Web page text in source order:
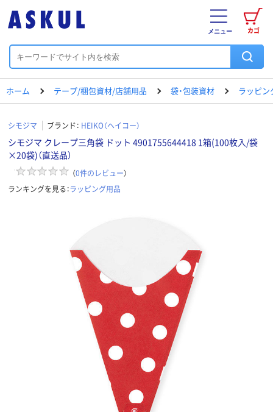
カゴ
メニュー
ホーム テープ/梱包資材/店舗用品 袋・包装資材 ラッピン
シモジマ ブランド： HEIKO（ヘイコー）
シモジマ クレープ三角袋 ドット 4901755644418 1箱(100枚入/袋
×20袋)（直送品）
（0件のレビュー）
ランキングを見る：ラッピング用品